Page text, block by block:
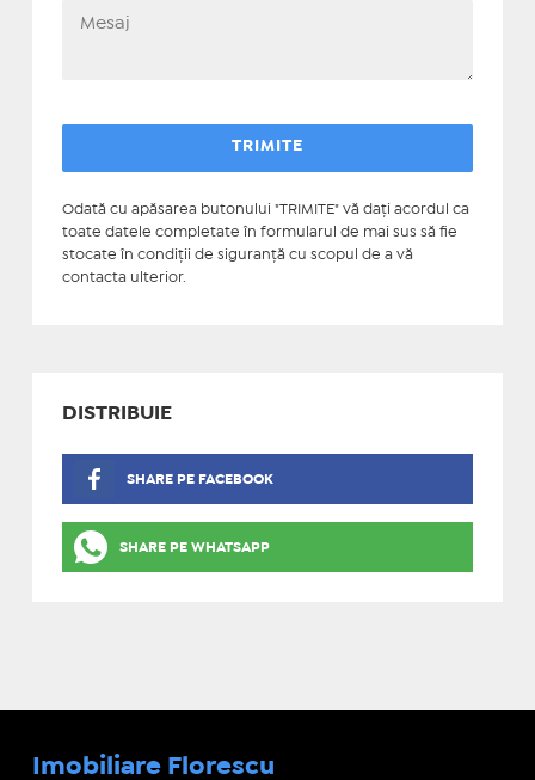
Odată cu apăsarea butonului "TRIMITE" vă daţi acordul ca
toate datele completate în formularul de mai sus să fie
stocate în condiţii de siguranţă cu scopul de a vă
contacta ulterior.
DISTRIBUIE
SHARE PE FACEBOOK
SHARE PE WHATSAPP
Imobiliare Florescu